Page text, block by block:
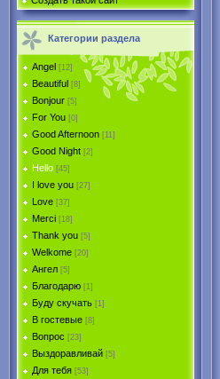
Категории раздела
Angel [12]
Beautiful [8]
Bonjour [5]
For You [0]
Good Afternoon [11]
Good Night [2]
Hello [45]
I love you [27]
Love [37]
Merci [18]
Thank you [5]
Welkome [20]
Ангел [5]
Благодарю [1]
Буду скучать [1]
В гостевые [8]
Вопрос [23]
Выздоравливай [5]
Для тебя [53]